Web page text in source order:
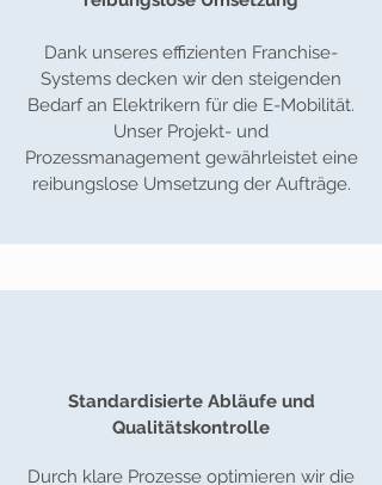
Dank unseres effizienten Franchise-
Systems decken wir den steigenden
Bedarf an Elektrikern für die E-Mobilität.
Unser Projekt- und
Prozessmanagement gewährleistet eine
reibungslose Umsetzung der Aufträge.
Standardisierte Abläufe und
Qualitätskontrolle
Durch klare Prozesse optimieren wir die